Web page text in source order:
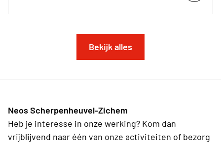
Bekijk alles
Neos Scherpenheuvel-Zichem
Heb je interesse in onze werking? Kom dan
vrijblijvend naar één van onze activiteiten of bezorg